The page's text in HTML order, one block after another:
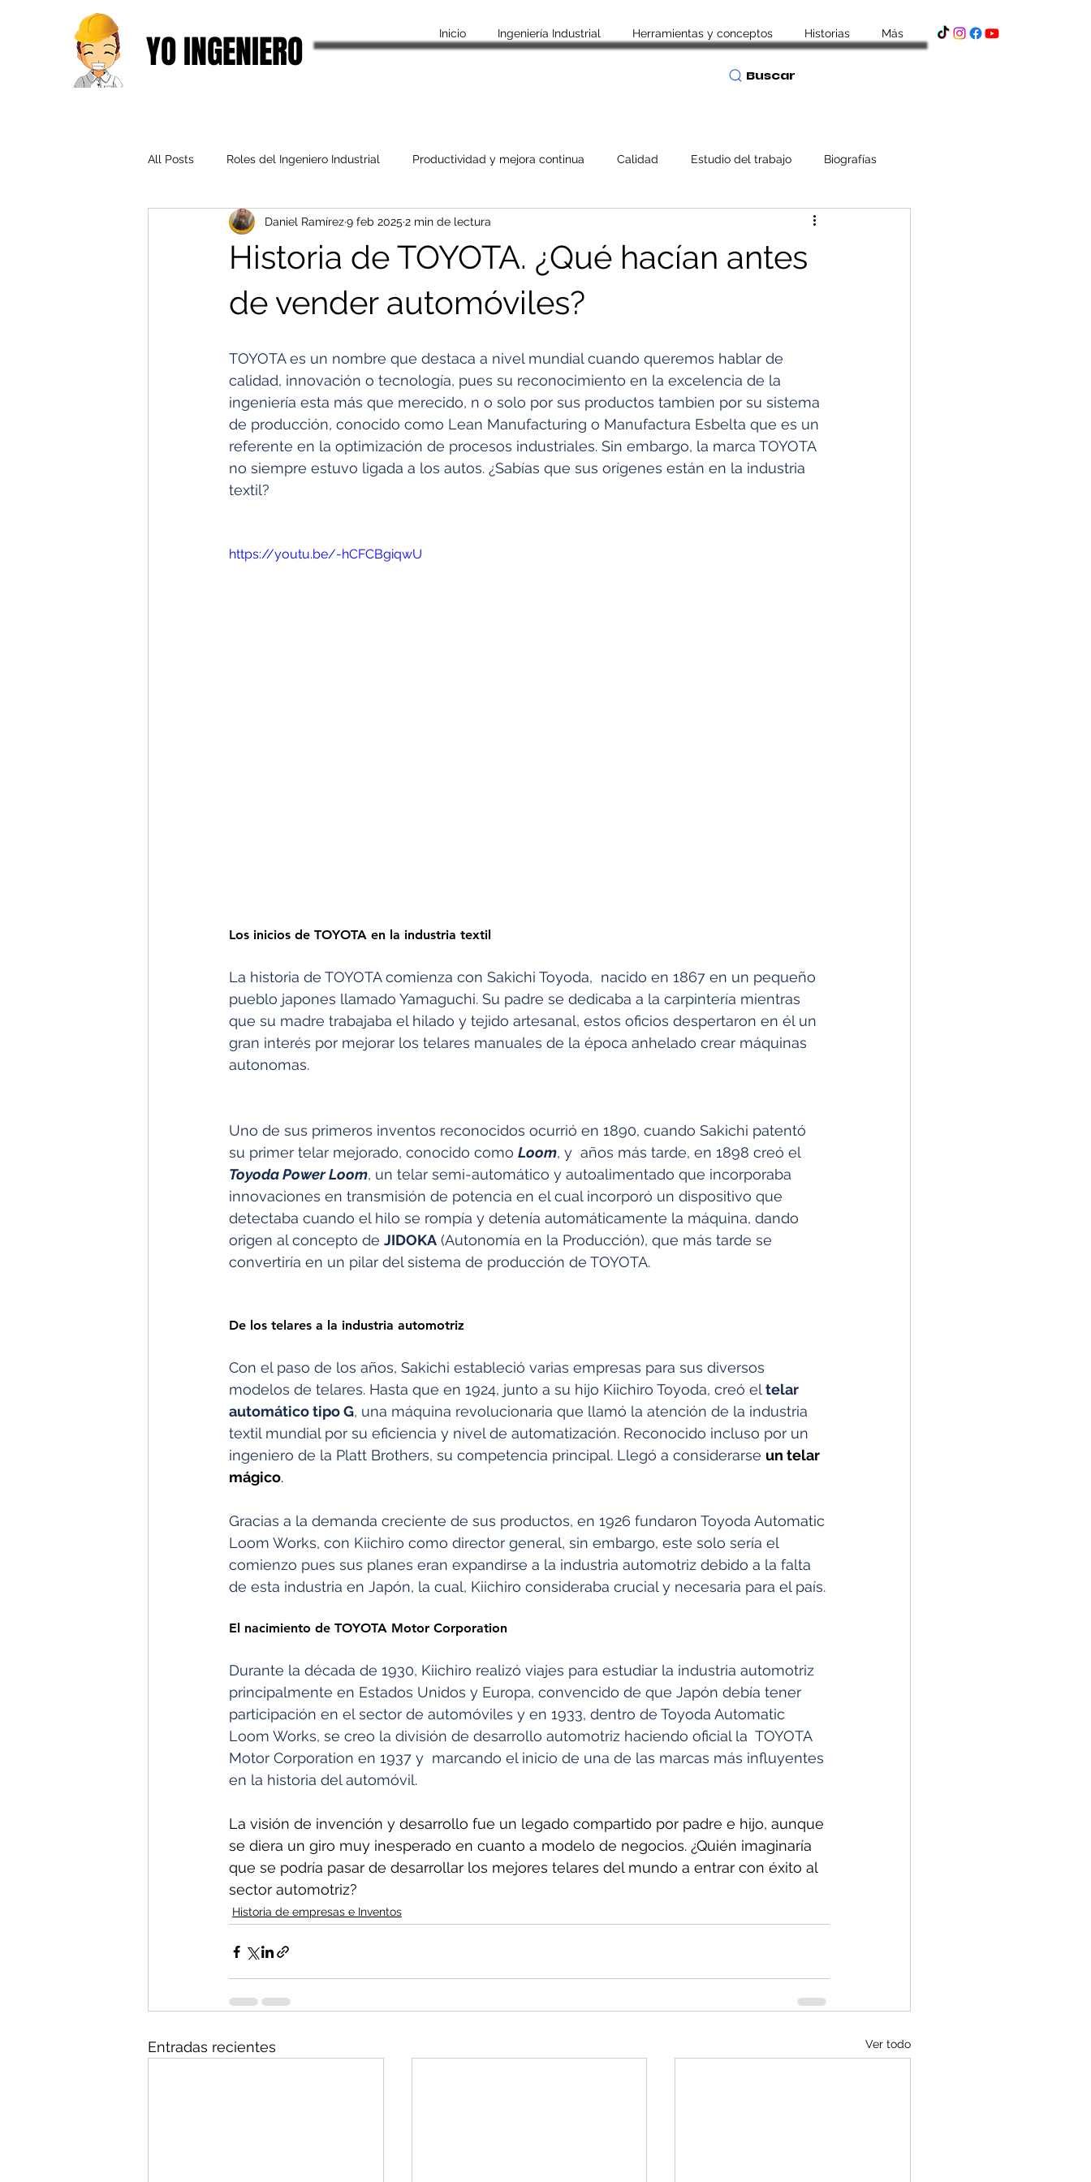
YO INGENIERO Inicio Ingeniería Industrial Herramientas y conceptos Historias Más
Buscar
All Posts Roles del Ingeniero Industrial Productividad y mejora continua Calidad Estudio del trabajo Biografías
Innovación y contexto industrial Habilidades blandas
Vocación y decisiones académicas Recomendaciones Historia de empresas e Inventos
Historia de TOYOTA. ¿Qué hacían antes
de vender automóviles?
Daniel Ramírez9 feb 2025 2 min de lectura
TOYOTA es un nombre que destaca a nivel mundial cuando queremos hablar de
calidad, innovación o tecnología, pues su reconocimiento en la excelencia de la
ingeniería esta más que merecido, n o solo por sus productos tambien por su sistema
de producción, conocido como Lean Manufacturing o Manufactura Esbelta que es un
referente en la optimización de procesos industriales. Sin embargo, la marca TOYOTA
no siempre estuvo ligada a los autos. ¿Sabías que sus orígenes están en la industria
textil?
https://youtu.be/-hCFCBgiqwU
Los inicios de TOYOTA en la industria textil
La historia de TOYOTA comienza con Sakichi Toyoda,  nacido en 1867 en un pequeño
pueblo japones llamado Yamaguchi. Su padre se dedicaba a la carpintería mientras
que su madre trabajaba el hilado y tejido artesanal, estos oficios despertaron en él un
gran interés por mejorar los telares manuales de la época anhelado crear máquinas
autonomas.
Uno de sus primeros inventos reconocidos ocurrió en 1890, cuando Sakichi patentó
su primer telar mejorado, conocido como Loom, y  años más tarde, en 1898 creó el
Toyoda Power Loom, un telar semi-automático y autoalimentado que incorporaba
innovaciones en transmisión de potencia en el cual incorporó un dispositivo que
detectaba cuando el hilo se rompía y detenía automáticamente la máquina, dando
origen al concepto de JIDOKA (Autonomía en la Producción), que más tarde se
convertiría en un pilar del sistema de producción de TOYOTA.
De los telares a la industria automotriz
Con el paso de los años, Sakichi estableció varias empresas para sus diversos
modelos de telares. Hasta que en 1924, junto a su hijo Kiichiro Toyoda, creó el telar
automático tipo G, una máquina revolucionaria que llamó la atención de la industria
textil mundial por su eficiencia y nivel de automatización. Reconocido incluso por un
ingeniero de la Platt Brothers, su competencia principal. Llegó a considerarse un telar
mágico.
Gracias a la demanda creciente de sus productos, en 1926 fundaron Toyoda Automatic
Loom Works, con Kiichiro como director general, sin embargo, este solo sería el
comienzo pues sus planes eran expandirse a la industria automotriz debido a la falta
de esta industria en Japón, la cual, Kiichiro consideraba crucial y necesaria para el país.
El nacimiento de TOYOTA Motor Corporation
Durante la década de 1930, Kiichiro realizó viajes para estudiar la industria automotriz
principalmente en Estados Unidos y Europa, convencido de que Japón debía tener
participación en el sector de automóviles y en 1933, dentro de Toyoda Automatic
Loom Works, se creo la división de desarrollo automotriz haciendo oficial la  TOYOTA
Motor Corporation en 1937 y  marcando el inicio de una de las marcas más influyentes
en la historia del automóvil.
La visión de invención y desarrollo fue un legado compartido por padre e hijo, aunque
se diera un giro muy inesperado en cuanto a modelo de negocios. ¿Quién imaginaría
que se podría pasar de desarrollar los mejores telares del mundo a entrar con éxito al
sector automotriz?
Historia de empresas e Inventos
Entradas recientes Ver todo